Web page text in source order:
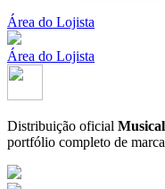
Área do Lojista
Área do Lojista
Distribuição oficial
portfólio completo de